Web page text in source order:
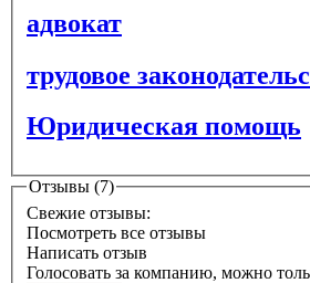
адвокат
трудовое
Юридическая помощь
Отзывы (7)
Свежие отзывы:
Посмотреть все отзывы
Написать отзыв
Голосовать за компанию, можно